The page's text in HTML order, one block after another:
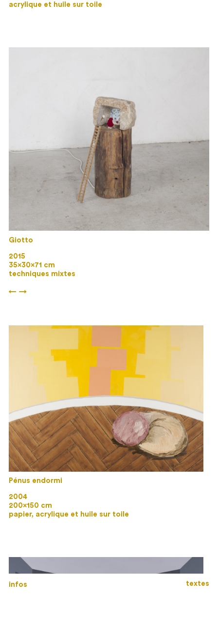
infos textes
acrylique et huile sur toile
Giotto
2015
35×30×71 cm
techniques mixtes
← →
Pénus endormi
2004
200×150 cm
papier, acrylique et huile sur toile